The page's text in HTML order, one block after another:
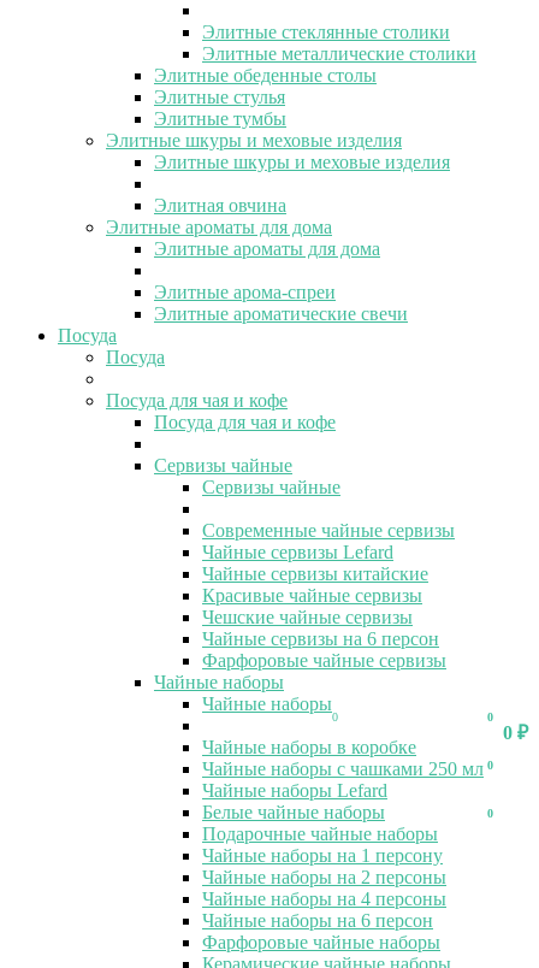
0
0 ₽
0
0
0
Элитные стеклянные столики
Элитные металлические столики
Элитные обеденные столы
Элитные стулья
Элитные тумбы
Элитные шкуры и меховые изделия
Элитные шкуры и меховые изделия
Элитная овчина
Элитные ароматы для дома
Элитные ароматы для дома
Элитные арома-спреи
Элитные ароматические свечи
Посуда
Посуда
Посуда для чая и кофе
Посуда для чая и кофе
Сервизы чайные
Сервизы чайные
Современные чайные сервизы
Чайные сервизы Lefard
Чайные сервизы китайские
Красивые чайные сервизы
Чешские чайные сервизы
Чайные сервизы на 6 персон
Фарфоровые чайные сервизы
Чайные наборы
Чайные наборы
Чайные наборы в коробке
Чайные наборы с чашками 250 мл
Чайные наборы Lefard
Белые чайные наборы
Подарочные чайные наборы
Чайные наборы на 1 персону
Чайные наборы на 2 персоны
Чайные наборы на 4 персоны
Чайные наборы на 6 персон
Фарфоровые чайные наборы
Керамические чайные наборы